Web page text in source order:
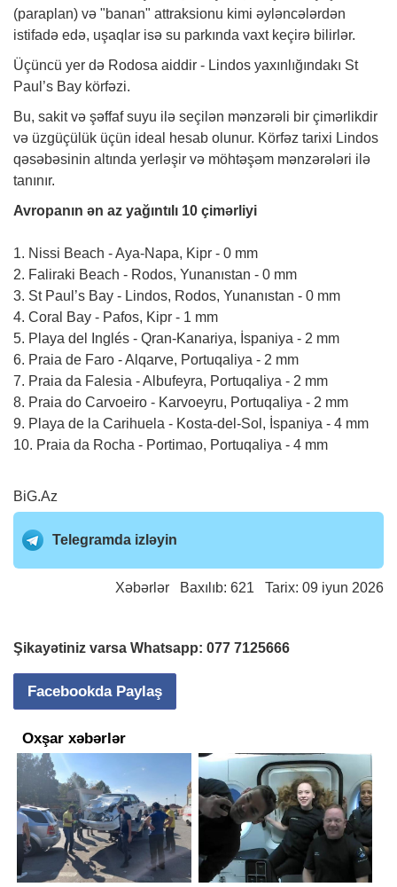
(paraplan) və "banan" attraksionu kimi əyləncələrdən
istifadə edə, uşaqlar isə su parkında vaxt keçirə bilirlər.
Üçüncü yer də Rodosa aiddir - Lindos yaxınlığındakı St
Paul’s Bay körfəzi.
Bu, sakit və şəffaf suyu ilə seçilən mənzərəli bir çimərlikdir
və üzgüçülük üçün ideal hesab olunur. Körfəz tarixi Lindos
qəsəbəsinin altında yerləşir və möhtəşəm mənzərələri ilə
tanınır.
Avropanın ən az yağıntılı 10 çimərliyi
1. Nissi Beach - Aya-Napa, Kipr - 0 mm
2. Faliraki Beach - Rodos, Yunanıstan - 0 mm
3. St Paul’s Bay - Lindos, Rodos, Yunanıstan - 0 mm
4. Coral Bay - Pafos, Kipr - 1 mm
5. Playa del Inglés - Qran-Kanariya, İspaniya - 2 mm
6. Praia de Faro - Alqarve, Portuqaliya - 2 mm
7. Praia da Falesia - Albufeyra, Portuqaliya - 2 mm
8. Praia do Carvoeiro - Karvoeyru, Portuqaliya - 2 mm
9. Playa de la Carihuela - Kosta-del-Sol, İspaniya - 4 mm
10. Praia da Rocha - Portimao, Portuqaliya - 4 mm
BiG.Az
Telegramda izləyin
Xəbərlər Baxılıb: 621 Tarix: 09 iyun 2026
Şikayətiniz varsa Whatsapp: 077 7125666
Facebookda Paylaş
Oxşar xəbərlər